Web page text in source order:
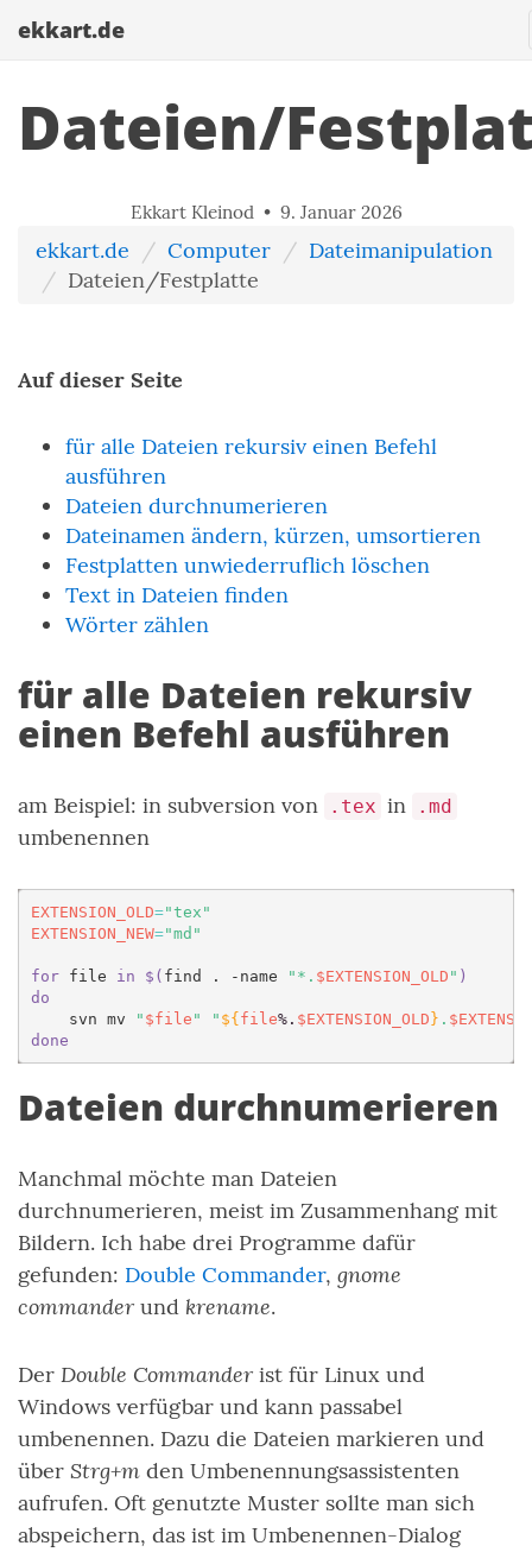
ekkart.de
Dateien/
Ekkart Kleinod • 9. Januar 2026
ekkart.de Computer
Dateimanipulation
Dateien/Festplatte
Auf dieser Seite
für alle Dateien rekursiv einen Befehl
ausführen
Dateien durchnumerieren
Dateinamen ändern, kürzen, umsortieren
Festplatten unwiederruflich löschen
Text in Dateien finden
Wörter zählen
für alle Dateien rekursiv
einen Befehl ausführen
am Beispiel: in subversion von .tex in .md
umbenennen
EXTENSION_OLD="tex"
EXTENSION_NEW="md"
for file in $( find . -name "*. $EXTENSION_OLD " )
do
svn mv " $file " " ${file%. $EXTENSION_OLD} .
done
Dateien durchnumerieren
Manchmal möchte man Dateien
durchnumerieren, meist im Zusammenhang mit
Bildern. Ich habe drei Programme dafür
gefunden: Double Commander, gnome
commander und krename.
Der Double Commander ist für Linux und
Windows verfügbar und kann passabel
umbenennen. Dazu die Dateien markieren und
über Strg+m den Umbenennungsassistenten
aufrufen. Oft genutzte Muster sollte man sich
abspeichern, das ist im Umbenennen-Dialog